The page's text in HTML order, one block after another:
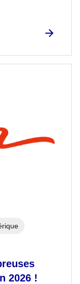
2026 !